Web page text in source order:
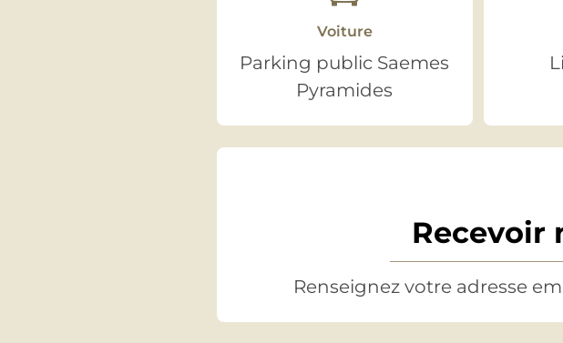
Voiture
Parking public Saemes
Pyramides
Recevoir
Renseignez votre adresse